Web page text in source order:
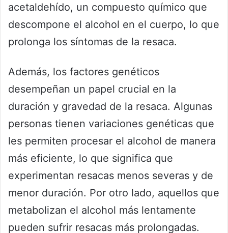
acetaldehído, un compuesto químico que
descompone el alcohol en el cuerpo, lo que
prolonga los síntomas de la resaca.
Además, los factores genéticos
desempeñan un papel crucial en la
duración y gravedad de la resaca. Algunas
personas tienen variaciones genéticas que
les permiten procesar el alcohol de manera
más eficiente, lo que significa que
experimentan resacas menos severas y de
menor duración. Por otro lado, aquellos que
metabolizan el alcohol más lentamente
pueden sufrir resacas más prolongadas.